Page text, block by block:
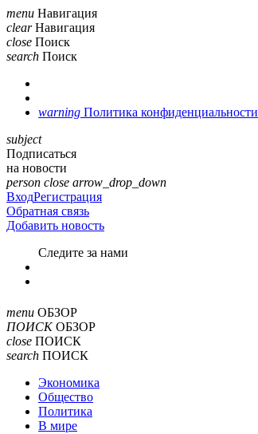
menu Навигация
clear Навигация
close Поиск
search Поиск
warning Политика конфиденциальности
subject
Подписаться
на новости
person close arrow_drop_down
ВходРегистрация
Обратная связь
Добавить новость
Cледите за нами
menu ОБЗОР
ПОИСК ОБЗОР
close ПОИСК
search ПОИСК
Экономика
Общество
Политика
В мире